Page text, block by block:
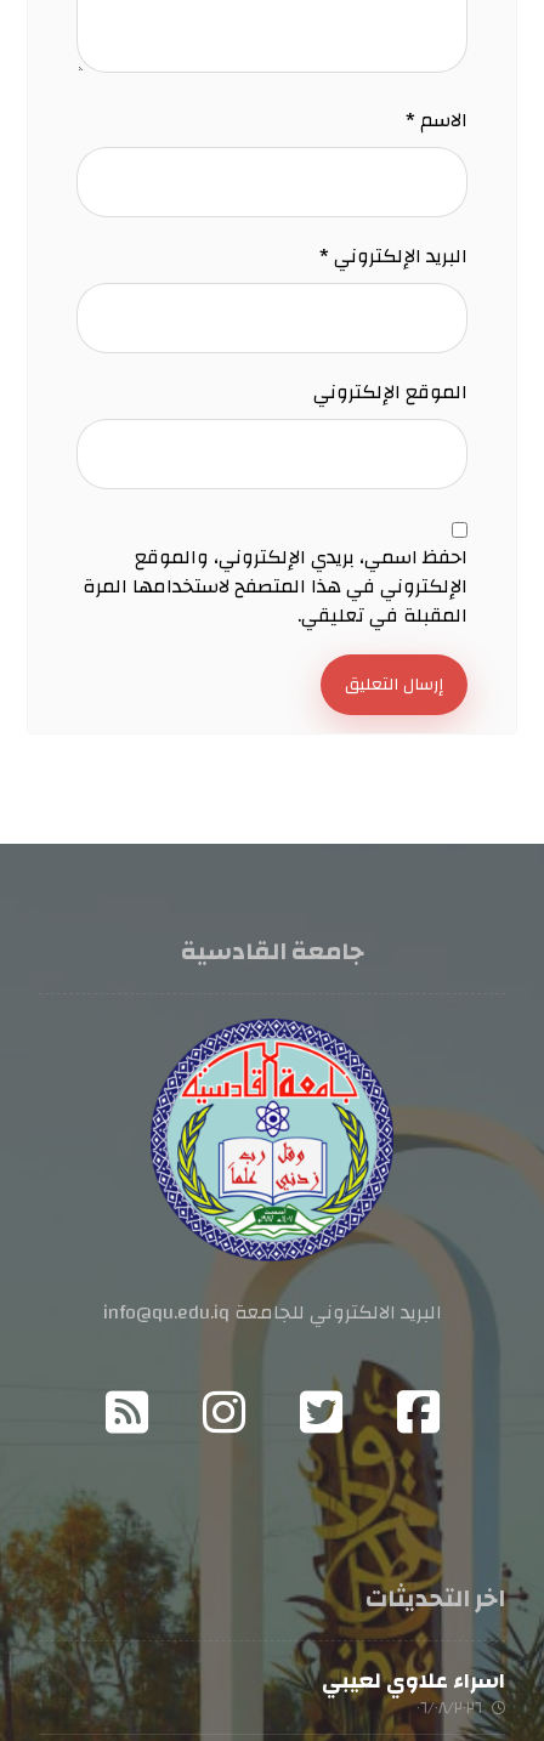
الاسم*
البريد الإلكتروني*
الموقع الإلكتروني
احفظ اسمي، بريدي الإلكتروني، والموقع
الإلكتروني في هذا المتصفح لاستخدامها المرة
المقبلة في تعليقي.
إرسال التعليق
جامعة القادسية
البريد الالكتروني للجامعة info@qu.edu.iq
اخر التحديثات
اسراء علاوي لعيبي
٠٦/٠٨/٢٠٢٦